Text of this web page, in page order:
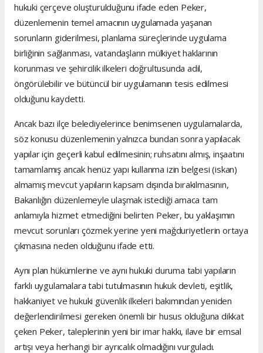
hukuki çerçeve oluşturulduğunu ifade eden Peker,
düzenlemenin temel amacının uygulamada yaşanan
sorunların giderilmesi, planlama süreçlerinde uygulama
birliğinin sağlanması, vatandaşların mülkiyet haklarının
korunması ve şehircilik ilkeleri doğrultusunda adil,
öngörülebilir ve bütüncül bir uygulamanın tesis edilmesi
olduğunu kaydetti.
Ancak bazı ilçe belediyelerince benimsenen uygulamalarda,
söz konusu düzenlemenin yalnızca bundan sonra yapılacak
yapılar için geçerli kabul edilmesinin; ruhsatını almış, inşaatını
tamamlamış ancak henüz yapı kullanma izin belgesi (iskan)
almamış mevcut yapıların kapsam dışında bırakılmasının,
Bakanlığın düzenlemeyle ulaşmak istediği amaca tam
anlamıyla hizmet etmediğini belirten Peker, bu yaklaşımın
mevcut sorunları çözmek yerine yeni mağduriyetlerin ortaya
çıkmasına neden olduğunu ifade etti.
Aynı plan hükümlerine ve aynı hukuki duruma tabi yapıların
farklı uygulamalara tabi tutulmasının hukuk devleti, eşitlik,
hakkaniyet ve hukuki güvenlik ilkeleri bakımından yeniden
değerlendirilmesi gereken önemli bir husus olduğuna dikkat
çeken Peker, taleplerinin yeni bir imar hakkı, ilave bir emsal
artışı veya herhangi bir ayrıcalık olmadığını vurguladı.